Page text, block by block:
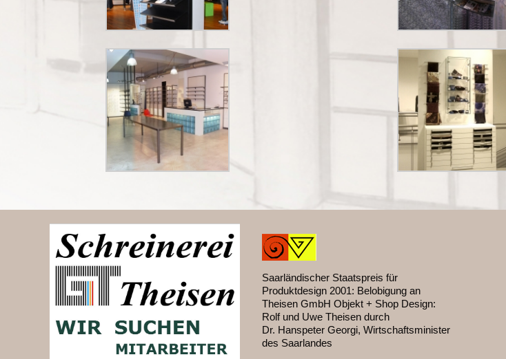
Saarländischer Staatspreis für
Produktdesign 2001: Belobigung an
Theisen GmbH Objekt + Shop Design:
Rolf und Uwe Theisen durch
Dr. Hanspeter Georgi, Wirtschaftsminister
des Saarlandes